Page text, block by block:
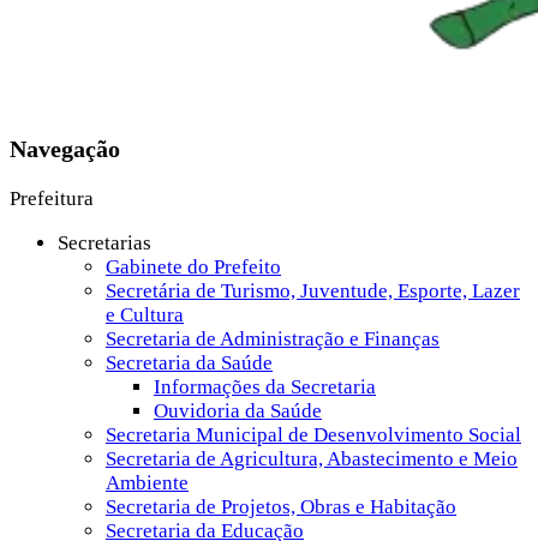
Navegação
Prefeitura
Secretarias
Gabinete do Prefeito
Secretária de Turismo, Juventude, Esporte, Lazer
e Cultura
Secretaria de Administração e Finanças
Secretaria da Saúde
Informações da Secretaria
Ouvidoria da Saúde
Secretaria Municipal de Desenvolvimento Social
Secretaria de Agricultura, Abastecimento e Meio
Ambiente
Secretaria de Projetos, Obras e Habitação
Secretaria da Educação